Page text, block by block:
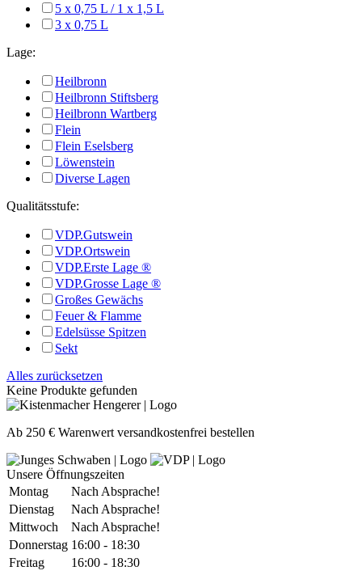
5 x 0,75 L / 1 x 1,5 L
3 x 0,75 L
Lage:
Heilbronn
Heilbronn Stiftsberg
Heilbronn Wartberg
Flein
Flein Eselsberg
Löwenstein
Diverse Lagen
Qualitätsstufe:
VDP.Gutswein
VDP.Ortswein
VDP.Erste Lage ®
VDP.Grosse Lage ®
Großes Gewächs
Feuer & Flamme
Edelsüsse Spitzen
Sekt
Alles zurücksetzen
Keine Produkte gefunden
Ab 250 € Warenwert versandkostenfrei bestellen
Unsere Öffnungszeiten
Montag
Nach Absprache!
Dienstag
Nach Absprache!
Mittwoch
Nach Absprache!
Donnerstag 16:00 - 18:30
Freitag
16:00 - 18:30